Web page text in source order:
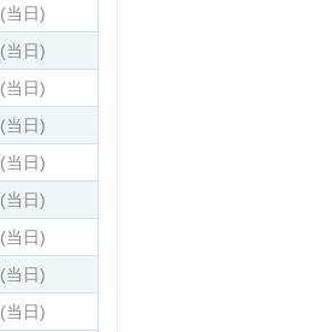
(当日)
(当日)
(当日)
(当日)
(当日)
(当日)
(当日)
(当日)
(当日)